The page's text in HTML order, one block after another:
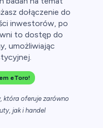
dołączenie do
inwestorów, po
to dostęp do
umożliwiając
eToro!
oferuje zarówno
jak i handel